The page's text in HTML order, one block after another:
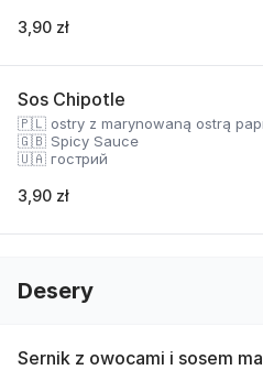
3,90 zł
Sos Chipotle
🇵🇱 ostry z marynowaną ostrą
🇬🇧 Spicy Sauce
🇺🇦 гострий
3,90 zł
Desery
Sernik z owocami i sosem